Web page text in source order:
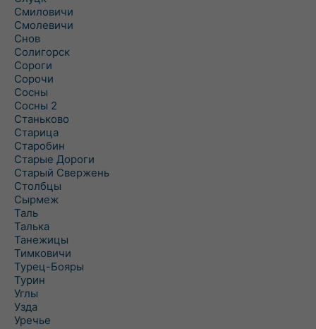
Смиловичи
Смолевичи
Снов
Солигорск
Сороги
Сорочи
Сосны
Сосны 2
Станьково
Старица
Старобин
Старые Дороги
Старый Свержень
Столбцы
Сырмеж
Таль
Талька
Танежицы
Тимковичи
Турец-Бояры
Турин
Углы
Узда
Уречье